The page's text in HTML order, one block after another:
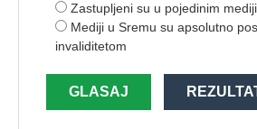
Zastupljeni su u pojedinim
Mediji u Sremu su apsolutno
invaliditetom
GLASAJ